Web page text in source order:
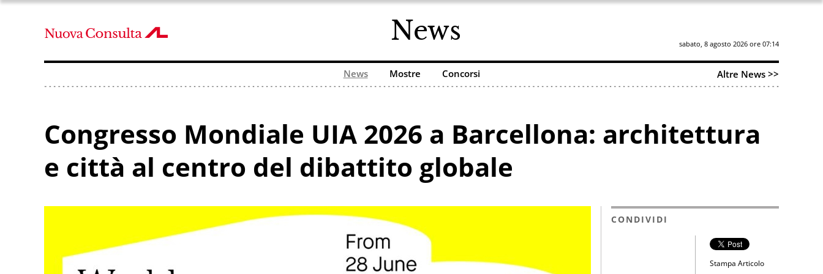
News sabato, 8 agosto 2026 ore 07:14
News Mostre Concorsi Altre News >>
Congresso Mondiale UIA 2026 a Barcellona: architettura
e città al centro del dibattito globale
CONDIVIDI
Stampa Articolo